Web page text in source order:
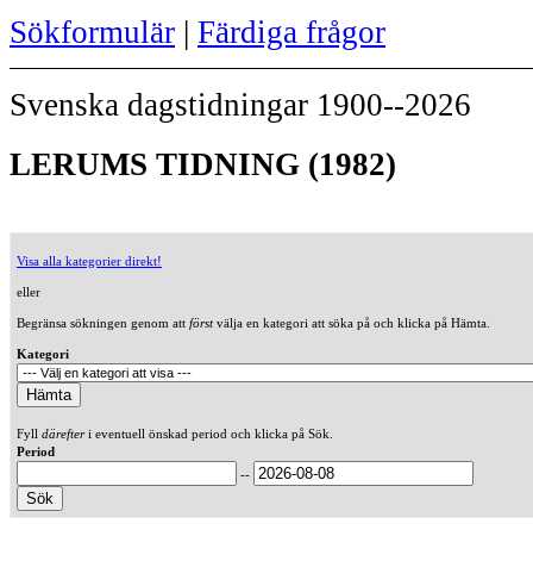
Sökformulär | Färdiga frågor
Svenska dagstidningar 1900--2026
LERUMS TIDNING (1982)
Visa alla kategorier direkt!
eller
Begränsa sökningen genom att förstvälja en kategori att söka på och klicka på Hämta.
Kategori
Fyll därefteri eventuell önskad period och klicka på Sök.
Period
--